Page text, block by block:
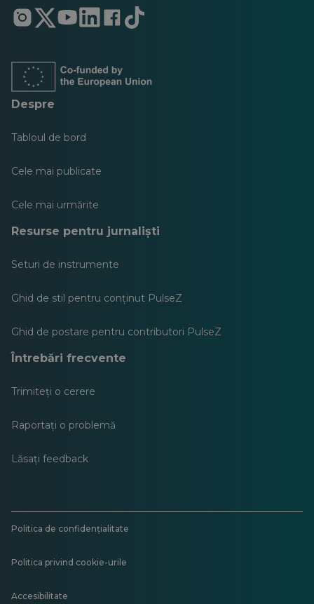
Se
deschide
filă
nouă
Se
deschide
filă
nouă
Se
deschide
filă
nouă
Se
deschide
filă
nouă
Se
deschide
filă
nouă
Se
deschide
nouă
Despre
Tabloul de bord
Cele mai publicate
Cele mai urmărite
Resurse pentru jurnaliști
Seturi de instrumente
Ghid de stil pentru conținut PulseZ
Ghid de postare pentru contributori PulseZ
Întrebări frecvente
Trimiteți o cerere
Raportați o problemă
Lăsați feedback
Politica de confidențialitate
Politica privind cookie-urile
Accesibilitate